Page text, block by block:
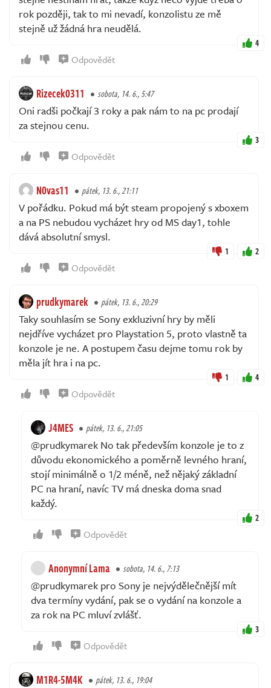
rok později, tak to mi nevadí, konzolistu ze mě
stejně už žádná hra neudělá.
4
Odpovědět
Rizecek0311 sobota, 14. 6., 5:47
Oni radši počkají 3 roky a pak nám to na pc prodají
za stejnou cenu.
3
Odpovědět
N0vas11 pátek, 13. 6., 21:11
V pořádku. Pokud má být steam propojený s xboxem
a na PS nebudou vycházet hry od MS day1, tohle
dává absolutní smysl.
1 2
Odpovědět
prudkymarek pátek, 13. 6., 20:29
Taky souhlasím se Sony exkluzivní hry by měli
nejdříve vycházet pro Playstation 5, proto vlastně ta
konzole je ne. A postupem času dejme tomu rok by
měla jít hra i na pc.
1 4
Odpovědět
J4MES pátek, 13. 6., 21:05
@prudkymarek No tak především konzole je to z
důvodu ekonomického a poměrně levného hraní,
stojí minimálně o 1/2 méně, než nějaký základní
PC na hraní, navíc TV má dneska doma snad
každý.
2
Odpovědět
Anonymní Lama sobota, 14. 6., 7:13
@prudkymarek pro Sony je nejvýdělečnější mít
dva termíny vydání, pak se o vydání na konzole a
za rok na PC mluví zvlášť.
3
Odpovědět
M1R4-5M4K pátek, 13. 6., 19:04